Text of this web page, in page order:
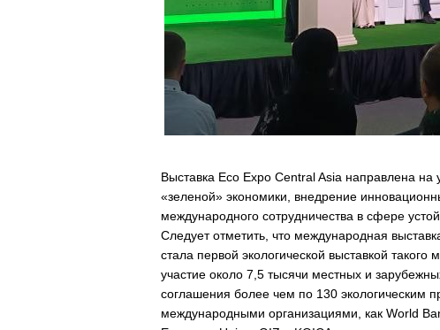
Выставка Eco Expo Central Asia направлена на
«зеленой» экономики, внедрение
международного сотрудничества в сфере
Следует отметить, что международная
стала первой экологической выставкой
участие около 7,5 тысячи местных и
соглашения более чем по 130 экологическим
международными организациями, как World